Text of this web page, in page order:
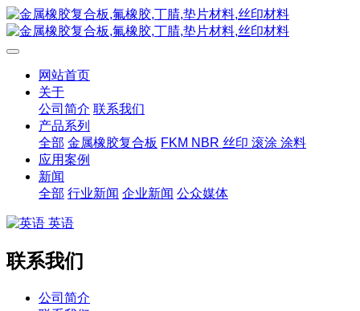
网站首页
关于
公司简介 联系我们
产品系列
全部 金属橡胶复合板 FKM NBR 丝印 滚涂 涂料
应用案例
新闻
全部 行业新闻 企业新闻 公众媒体
英语
联系我们
公司简介